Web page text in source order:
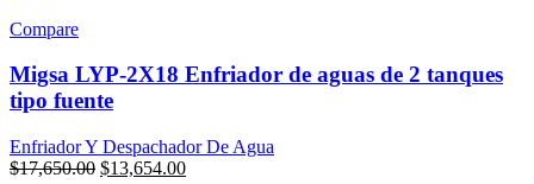
Compare
Migsa LYP-2X18 Enfriador de aguas de 2 tanques
tipo fuente
Enfriador Y Despachador De Agua
$17,650.00 Original
$13,654.00Current